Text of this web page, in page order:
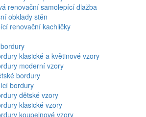
renovační samolepící dlažba
obklady stěn
renovační kachličky
klasické a květinové vzory
moderní vzory
bordury
bordury
dětské vzory
klasické vzory
koupelnové vzory